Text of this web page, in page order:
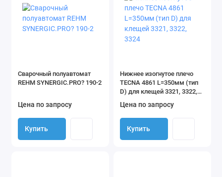
Сварочный полуавтомат
REHM SYNERGIC.PRO? 190-2
Цена по запросу
Купить
Нижнее изогнутое плечо
TECNA 4861 L=350мм (тип
D) для клещей 3321, 3322,
3324
Цена по запросу
Купить